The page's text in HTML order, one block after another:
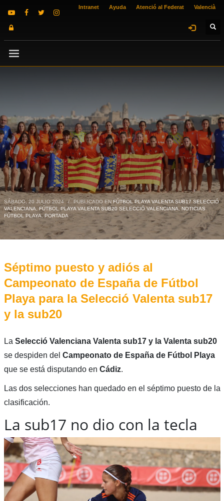
Intranet Ayuda Atenció al Federat Valencià
SÁBADO, 20 JULIO 2024 / PUBLICADO EN FÚTBOL PLAYA VALENTA SUB17 SELECCIÓ
VALENCIANA ,FÚTBOL PLAYA VALENTA SUB20 SELECCIÓ VALENCIANA
NOTICIAS
FÚTBOL PLAYA,PORTADA
Séptimo puesto y adiós al
Campeonato de España de Fútbol
Playa para la Selecció Valenta sub17
y la sub20
La Selecció Valenciana Valenta sub17 y la Valenta sub20
se despiden del Campeonato de España de Fútbol Playa
que se está disputando en Cádiz.
Las dos selecciones han quedado en el séptimo puesto de la
clasificación.
La sub17 no dio con la tecla